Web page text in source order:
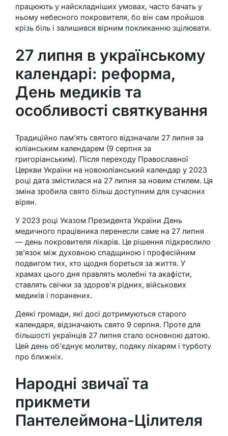
працюють у найскладніших умовах, часто бачать у
ньому небесного покровителя, бо він сам пройшов
крізь біль і залишився вірним покликанню зцілювати.
27 липня в українському
календарі: реформа,
День медиків та
особливості святкування
Традиційно пам’ять святого відзначали 27 липня за
юліанським календарем (9 серпня за
григоріанським). Після переходу Православної
Церкви України на новоюліанський календар у 2023
році дата змістилася на 27 липня за новим стилем. Ця
зміна зробила свято більш доступним для сучасних
вірян.
У 2023 році Указом Президента України День
медичного працівника перенесли саме на 27 липня
— день покровителя лікарів. Це рішення підкреслило
зв’язок між духовною спадщиною і професійним
подвигом тих, хто щодня бореться за життя. У
храмах цього дня правлять молебні та акафісти,
ставлять свічки за здоров’я рідних, військових
медиків і поранених.
Деякі громади, які досі дотримуються старого
календаря, відзначають свято 9 серпня. Проте для
більшості українців 27 липня стало основною датою.
Цей день об’єднує молитву, подяку лікарям і турботу
про ближніх.
Народні звичаї та
прикмети
Пантелеймона-Цілителя